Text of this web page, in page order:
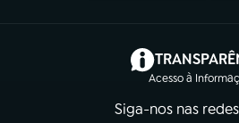
Acesso à
Siga-nos nas